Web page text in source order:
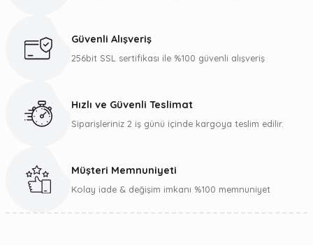
Güvenli Alışveriş
256bit SSL sertifikası ile %100 güvenli alışveriş
Hızlı ve Güvenli Teslimat
Siparişleriniz 2 iş günü içinde kargoya teslim edilir.
Müşteri Memnuniyeti
Kolay iade & değişim imkanı %100 memnuniyet